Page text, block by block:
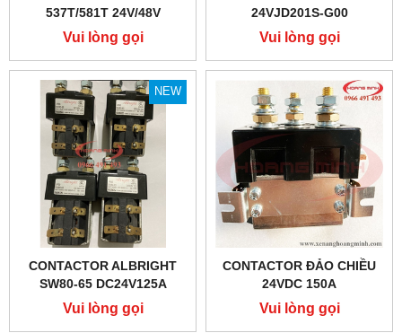
537T/581T 24V/48V
Vui lòng gọi
24VJD201S-G00
Vui lòng gọi
NEW
CONTACTOR ALBRIGHT
SW80-65 DC24V125A
Vui lòng gọi
CONTACTOR ĐẢO CHIỀU
24VDC 150A
Vui lòng gọi